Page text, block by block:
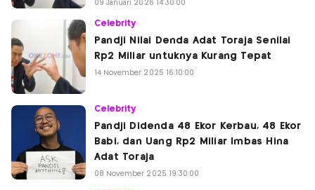
09 Januari 2026 14:30:00
Celebrity
Pandji Nilai Denda Adat Toraja Senilai
Rp2 Miliar untuknya Kurang Tepat
14 November 2025 16:10:00
Celebrity
Pandji Didenda 48 Ekor Kerbau, 48 Ekor
Babi, dan Uang Rp2 Miliar Imbas Hina
Adat Toraja
08 November 2025 19:30:00